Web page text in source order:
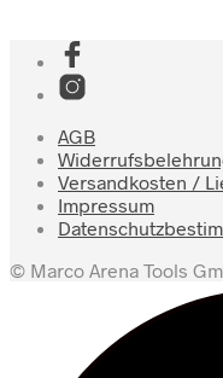
AGB
Versandkosten /
Impressum
© Marco Arena Tools